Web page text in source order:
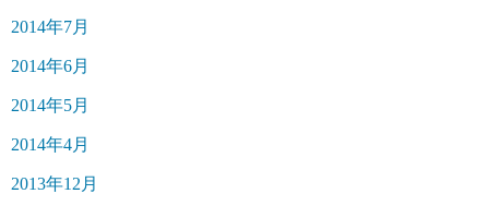
2014年7月
2014年6月
2014年5月
2014年4月
2013年12月